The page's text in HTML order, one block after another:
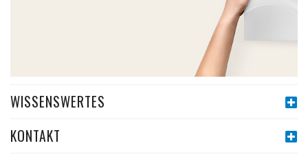
WISSENSWERTES
KONTAKT